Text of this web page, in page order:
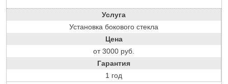
Услуга
Установка бокового стекла
Цена
от 3000 руб.
Гарантия
1 год